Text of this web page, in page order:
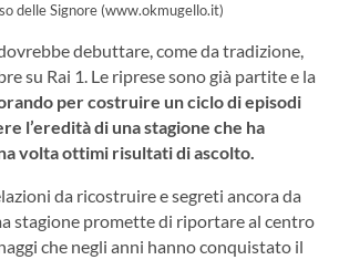
delle Signore (www.okmugello.it)
debuttare, come da tradizione,
su Rai 1. Le riprese sono già partite e la
per costruire un ciclo di episodi
l’eredità di una stagione che ha
volta ottimi risultati di ascolto.
da ricostruire e segreti ancora da
stagione promette di riportare al centro
che negli anni hanno conquistato il